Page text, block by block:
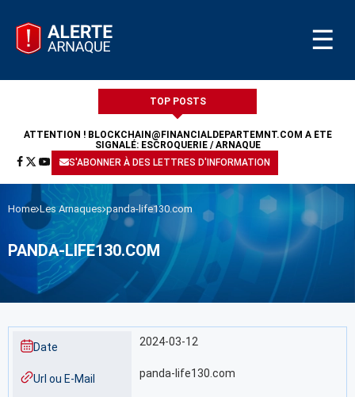
☰
TOP POSTS
ATTENTION ! BLOCKCHAIN@FINANCIALDEPARTEMNT.COM A ÉTÉ
SIGNALÉ: ESCROQUERIE / ARNAQUE
S'ABONNER À DES LETTRES D'INFORMATION
Home Les Arnaques panda-life130.com
PANDA-LIFE130.COM
Date 2024-03-12
Url ou E-Mail panda-life130.com